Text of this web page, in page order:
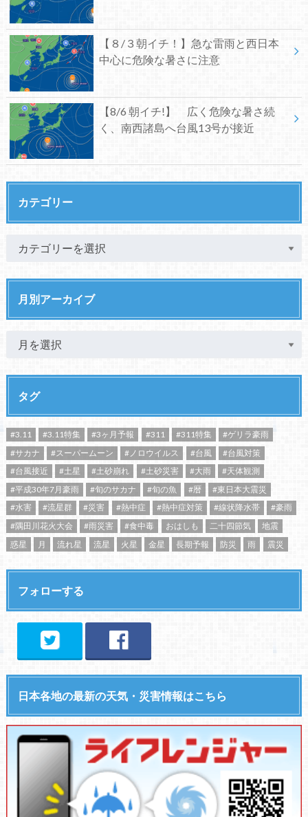
【８/３朝イチ！】急な雷雨と西日本
中心に危険な暑さに注意
【8/6 朝イチ!】 広く危険な暑さ続
く、南西諸島へ台風13号が接近
カテゴリー
月別アーカイブ
タグ
#3.11 #3.11特集 #3ヶ月予報 #311 #311特集
#ゲリラ豪雨
#サカナ
#スーパームーン #ノロウイルス #台風
#台風対策
#台風接近
#土星 #土砂崩れ #土砂災害 #大雨
#天体観測
#平成30年7月豪雨
#旬のサカナ #旬の魚 #暦
#東日本大震災
#水害
#流星群 #災害 #熱中症 #熱中症対策 #線状降水帯
#豪雨
#隅田川花火大会
#雨災害 #食中毒 おはしも 二十四節気
地震
惑星
月 流れ星 流星 火星 金星 長期予報 防災 雨 震災
フォローする
日本各地の最新の天気・災害情報はこちら